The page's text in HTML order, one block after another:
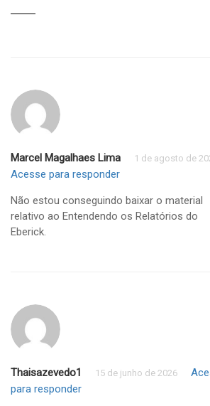
Marcel Magalhaes Lima 1 de agosto de
Acesse para responder
Não estou conseguindo baixar o material
relativo ao Entendendo os Relatórios do
Eberick.
Thaisazevedo1 15 de junho de 2026
para responder